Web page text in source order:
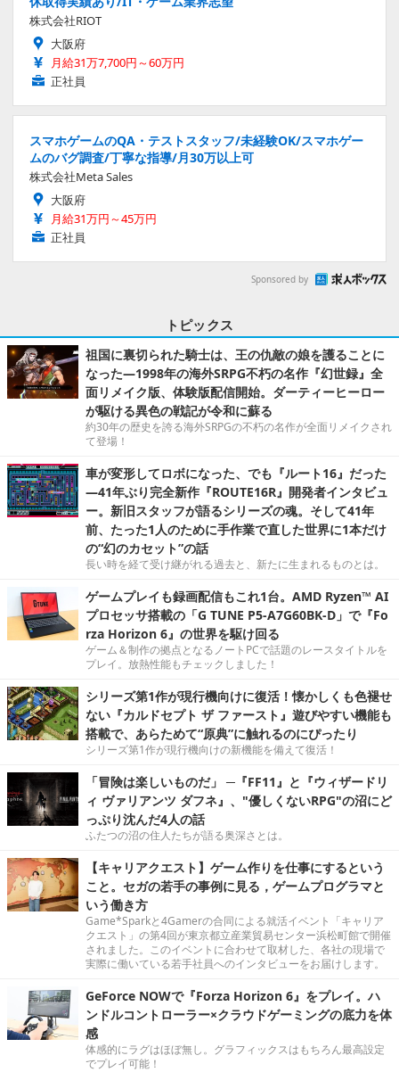
株式会社RIOT
大阪府
月給31万7,700円～60万円
正社員
スマホゲームのQA・テストスタッフ/未経験OK/スマホゲー
ムのバグ調査/丁寧な指導/月30万以上可
株式会社Meta Sales
大阪府
月給31万円～45万円
正社員
Sponsored by
トピックス
祖国に裏切られた騎士は、王の仇敵の娘を護ることに
なった―1998年の海外SRPG不朽の名作『幻世録』全
面リメイク版、体験版配信開始。ダーティーヒーロー
が駆ける異色の戦記が令和に蘇る
約30年の歴史を誇る海外SRPGの不朽の名作が全面リメイクされ
て登場！
車が変形してロボになった、でも『ルート16』だった
―41年ぶり完全新作『ROUTE16R』開発者インタビュ
ー。新旧スタッフが語るシリーズの魂。そして41年
前、たった1人のために手作業で直した世界に1本だけ
の“幻のカセット”の話
長い時を経て受け継がれる過去と、新たに生まれるものとは。
ゲームプレイも録画配信もこれ1台。AMD Ryzen™ AI
プロセッサ搭載の「G TUNE P5-A7G60BK-D」で『Fo
rza Horizon 6』の世界を駆け回る
ゲーム＆制作の拠点となるノートPCで話題のレースタイトルを
プレイ。放熱性能もチェックしました！
シリーズ第1作が現行機向けに復活！懐かしくも色褪せ
ない『カルドセプト ザ ファースト』遊びやすい機能も
搭載で、あらためて“原典”に触れるのにぴったり
シリーズ第1作が現行機向けの新機能を備えて復活！
「冒険は楽しいものだ」 ─『FF11』と『ウィザードリ
ィ ヴァリアンツ ダフネ』、"優しくないRPG"の沼にど
っぷり沈んだ4人の話
ふたつの沼の住人たちが語る奥深さとは。
【キャリアクエスト】ゲーム作りを仕事にするという
こと。セガの若手の事例に見る，ゲームプログラマと
いう働き方
Game*Sparkと4Gamerの合同による就活イベント「キャリア
クエスト」の第4回が東京都立産業貿易センター浜松町館で開催
されました。このイベントに合わせて取材した、各社の現場で
実際に働いている若手社員へのインタビューをお届けします。
GeForce NOWで『Forza Horizon 6』をプレイ。ハ
ンドルコントローラー×クラウドゲーミングの底力を体
感
体感的にラグはほぼ無し。グラフィックスはもちろん最高設定
でプレイ可能！